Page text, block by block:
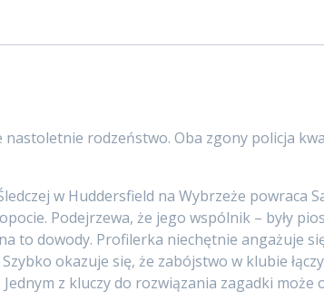
rodzeństwo. Oba zgony policja
w Huddersfield na Wybrzeże powraca
Podejrzewa, że jego wspólnik – były
to dowody. Profilerka niechętnie angażuje
okazuje się, że zabójstwo w klubie
z kluczy do rozwiązania zagadki może